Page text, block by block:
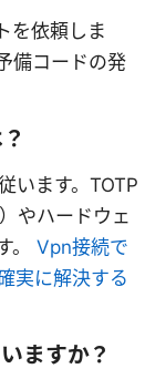
を依頼しま
備コードの発
います。TOTP
やハードウェ
。 Vpn接続で
実に解決する
ますか？